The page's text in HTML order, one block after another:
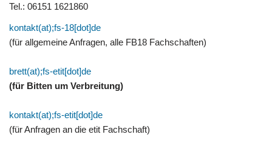
Tel.: 06151 1621860
kontakt(at);fs-18[dot]de
(für allgemeine Anfragen, alle FB18 Fachschaften)
brett(at);fs-etit[dot]de
(für Bitten um Verbreitung)
kontakt(at);fs-etit[dot]de
(für Anfragen an die etit Fachschaft)